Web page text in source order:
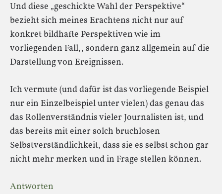
Und diese „geschickte Wahl der Perspektive“
bezieht sich meines Erachtens nicht nur auf
konkret bildhafte Perspektiven wie im
vorliegenden Fall,, sondern ganz allgemein auf die
Darstellung von Ereignissen.
Ich vermute (und dafür ist das vorliegende Beispiel
nur ein Einzelbeispiel unter vielen) das genau das
das Rollenverständnis vieler Journalisten ist, und
das bereits mit einer solch bruchlosen
Selbstverständlichkeit, dass sie es selbst schon gar
nicht mehr merken und in Frage stellen können.
Antworten